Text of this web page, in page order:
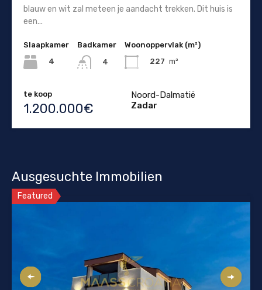
blauw en wit zal meteen je aandacht trekken. Dit huis is
een...
Slaapkamer
4
Badkamer
4
Woonoppervlak (m²)
227 m²
te koop
1.200.000€
Noord-Dalmatië
Zadar
Ausgesuchte Immobilien
Featured